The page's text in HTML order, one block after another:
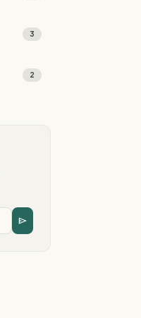
3
2
send